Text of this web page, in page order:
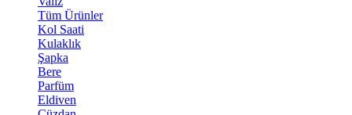
Tüm Ürünler
Kol Saati
Kulaklık
Şapka
Bere
Parfüm
Eldiven